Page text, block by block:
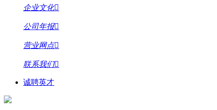
企业文化
公司年报
营业网点
联系我们
诚聘英才